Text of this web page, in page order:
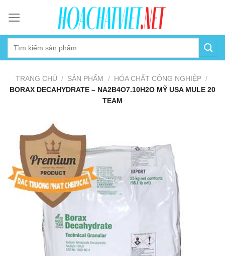
content
TRANG CHỦ / SẢN PHẨM / HÓA CHẤT CÔNG NGHIỆP /
BORAX DECAHYDRATE – NA2B4O7.10H2O MỸ USA MULE 20
TEAM